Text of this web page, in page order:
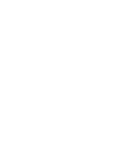
Copyright